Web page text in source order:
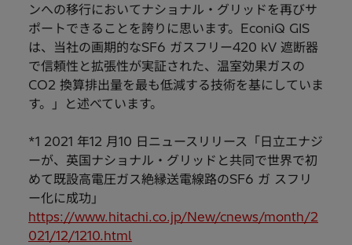
ンへの移行においてナショナル・グリッドを再びサ
ポートできることを誇りに思います。EconiQ GIS
は、当社の画期的なSF6 ガスフリー420 kV 遮断器
で信頼性と拡張性が実証された、温室効果ガスの
CO2 換算排出量を最も低減する技術を基にしていま
す。」と述べています。
*1 2021 年12 月10 日ニュースリリース「日立エナジ
ーが、英国ナショナル・グリッドと共同で世界で初
めて既設高電圧ガス絶縁送電線路のSF6 ガ スフリ
ー化に成功」
https://www.hitachi.co.jp/New/cnews/month/2
021/12/1210.html